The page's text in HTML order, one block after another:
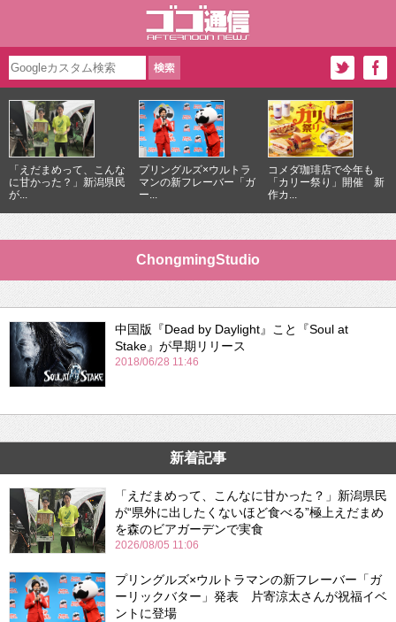
「えだまめって、こんな
に甘かった？」新潟県民
が...
プリングルズ×ウルトラ
マンの新フレーバー「ガ
ー...
コメダ珈琲店で今年も
「カリー祭り」開催 新
作カ...
ChongmingStudio
中国版『Dead by Daylight』こと『Soul at
Stake』が早期リリース
2018/06/28 11:46
新着記事
「えだまめって、こんなに甘かった？」新潟県民
が“県外に出したくないほど食べる”極上えだまめ
を森のビアガーデンで実食
2026/08/05 11:06
プリングルズ×ウルトラマンの新フレーバー「ガ
ーリックバター」発表 片寄涼太さんが祝福イベ
ントに登場